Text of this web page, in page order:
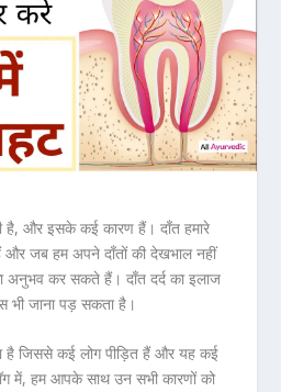
है, और इसके कई कारण हैं। दाँत हमारे
और जब हम अपने दाँतों की देखभाल नहीं
अनुभव कर सकते हैं। दाँत दर्द का इलाज
भी जाना पड़ सकता है।
है जिससे कई लोग पीड़ित हैं और यह कई
में, हम आपके साथ उन सभी कारणों को